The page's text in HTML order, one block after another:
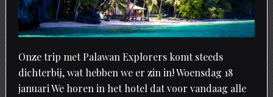
Onze trip met Palawan Explorers komt steeds
dichterbij, wat hebben we er zin in! Woensdag 18
januari We horen in het hotel dat voor vandaag alle